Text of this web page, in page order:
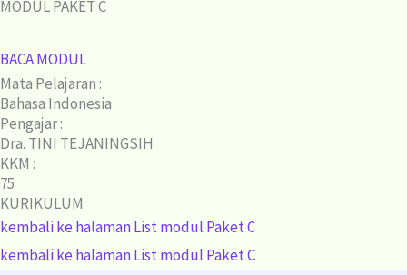
MODUL PAKET C
BACA MODUL
Mata Pelajaran :
Bahasa Indonesia
Pengajar :
Dra. TINI TEJANINGSIH
KKM :
75
KURIKULUM
kembali ke halaman List modul Paket C
kembali ke halaman List modul Paket C